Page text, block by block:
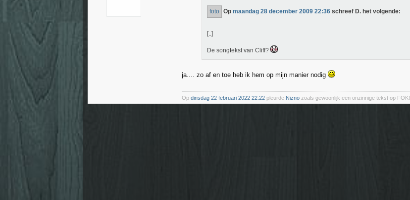
foto Op maandag 28 december 2009 22:36 schreef D. het volgende:
[..]
De songtekst van Cliff?
ja.... zo af en toe heb ik hem op mijn manier nodig
Op dinsdag 22 februari 2022 22:22 pleurde Nizno zoals gewoonlijk een onzinnige tekst op FOK!